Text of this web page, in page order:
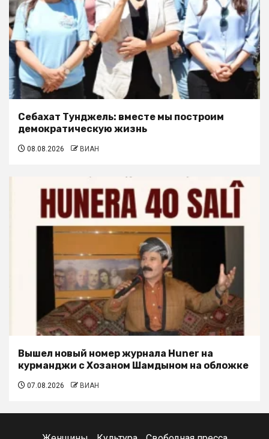
Себахат Тунджель: вместе мы построим
демократическую жизнь
08.08.2026 ВИАН
Вышел новый номер журнала Huner на
курманджи с Хозаном Шамдыном на обложке
07.08.2026 ВИАН